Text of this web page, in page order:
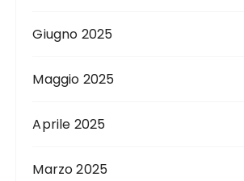
Giugno 2025
Maggio 2025
Aprile 2025
Marzo 2025